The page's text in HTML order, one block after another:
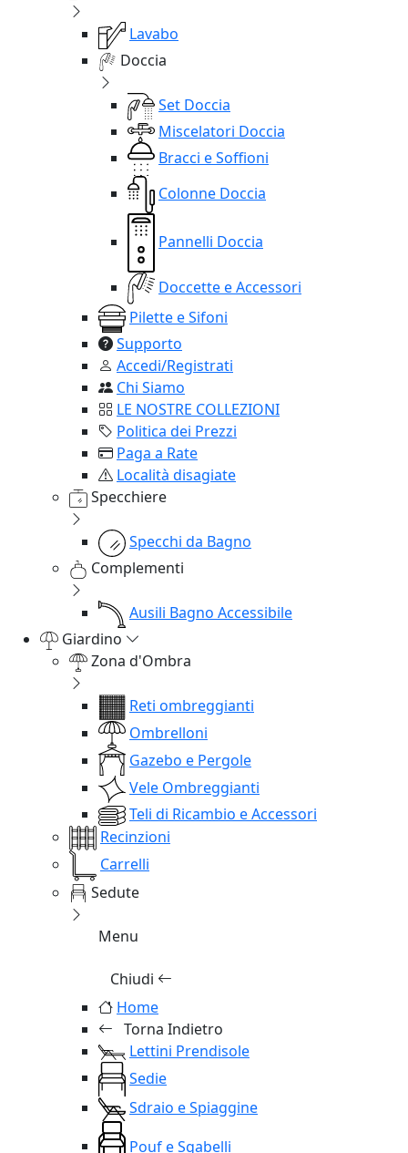
Lavabo
Doccia
Set Doccia
Miscelatori Doccia
Bracci e Soffioni
Colonne Doccia
Pannelli Doccia
Doccette e Accessori
Pilette e Sifoni
Supporto
Accedi/Registrati
Chi Siamo
LE NOSTRE COLLEZIONI
Politica dei Prezzi
Paga a Rate
Località disagiate
Specchiere
Specchi da Bagno
Complementi
Ausili Bagno Accessibile
Giardino
Zona d'Ombra
Reti ombreggianti
Ombrelloni
Gazebo e Pergole
Vele Ombreggianti
Teli di Ricambio e Accessori
Recinzioni
Carrelli
Sedute
Menu
Chiudi
Home
Torna Indietro
Lettini Prendisole
Sedie
Sdraio e Spiaggine
Pouf e Sgabelli